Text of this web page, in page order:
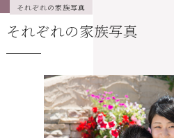
それぞれの家族写真
それぞれの家族写真